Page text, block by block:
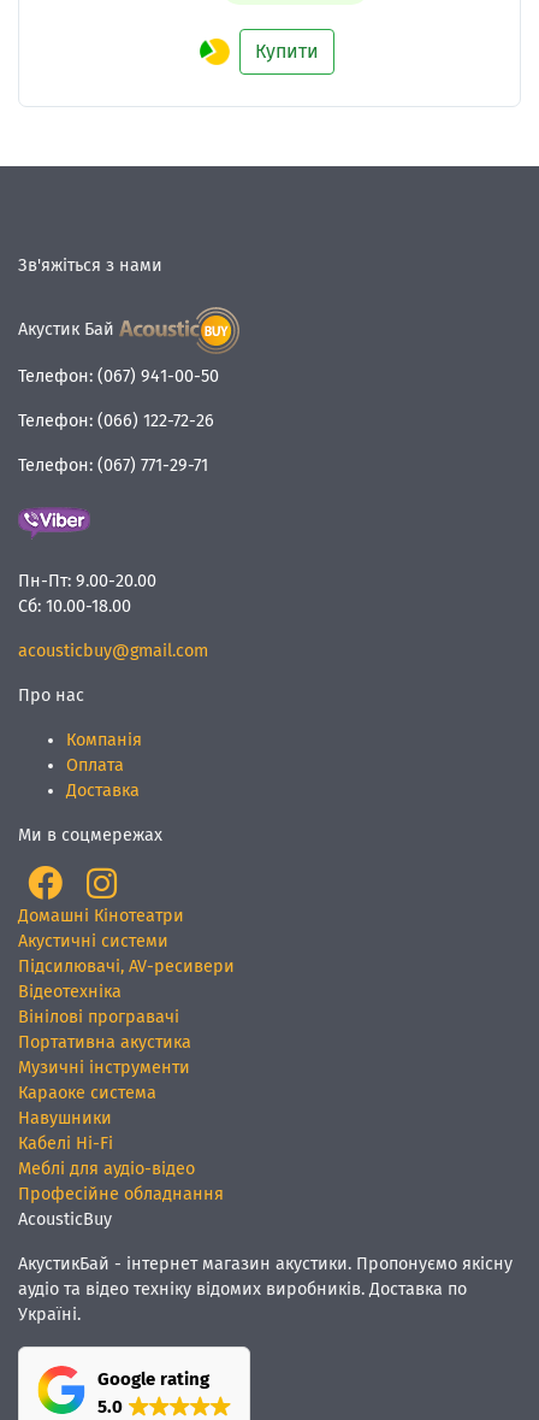
Купити
Зв'яжіться з нами
Акустик Бай
Телефон: (067) 941-00-50
Телефон: (066) 122-72-26
Телефон: (067) 771-29-71
Пн-Пт: 9.00-20.00
Сб: 10.00-18.00
acousticbuy@gmail.com
Про нас
Компанія
Оплата
Доставка
Ми в соцмережах
Домашні Кінотеатри
Акустичні системи
Підсилювачі, AV-ресивери
Відеотехніка
Вінілові програвачі
Портативна акустика
Музичні інструменти
Караоке система
Навушники
Кабелі Hi-Fi
Меблі для аудіо-відео
Професійне обладнання
AcousticBuy
АкустикБай - інтернет магазин акустики. Пропонуємо якісну
аудіо та відео техніку відомих виробників. Доставка по
Україні.
Google rating
5.0